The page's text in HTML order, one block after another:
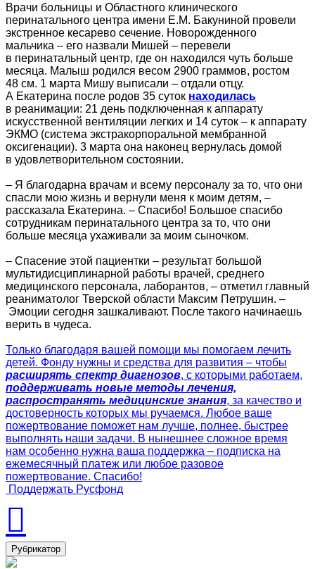
Врачи больницы и Областного клинического
перинатального центра имени Е.М. Бакуниной провели
экстренное кесарево сечение. Новорожденного
мальчика – его назвали Мишей – перевели
в перинатальный центр, где он находился чуть больше
месяца. Малыш родился весом 2900 граммов, ростом
48 см. 1 марта Мишу выписали – отдали отцу.
А Екатерина после родов 35 суток находилась
в реанимации: 21 день подключенная к аппарату
искусственной вентиляции легких и 14 суток – к аппарату
ЭКМО (система экстракорпоральной мембранной
оксигенации). 3 марта она наконец вернулась домой
в удовлетворительном состоянии.
– Я благодарна врачам и всему персоналу за то, что они
спасли мою жизнь и вернули меня к моим детям, –
рассказала Екатерина. – Спасибо! Большое спасибо
сотрудникам перинатального центра за то, что они
больше месяца ухаживали за моим сыночком.
– Спасение этой пациентки – результат большой
мультидисциплинарной работы врачей, среднего
медицинского персонала, лаборантов, – отметил главный
реаниматолог Тверской области Максим Петрушин. –
Эмоции сегодня зашкаливают. После такого начинаешь
верить в чудеса.
Только благодаря вашей помощи мы помогаем лечить
детей. Фонду нужны и средства для развития – чтобы
расширять спектр диагнозов, с которыми работаем,
поддерживать новые методы лечения,
распространять медицинские знания, за качество и
достоверность которых мы ручаемся. Любое ваше
пожертвование поможет нам лучше, полнее, быстрее
выполнять наши задачи. В нынешнее сложное время
нам особенно нужна ваша поддержка – подписка на
ежемесячный платеж или любое разовое
пожертвование. Спасибо!
Поддержать Русфонд
Рубрикатор